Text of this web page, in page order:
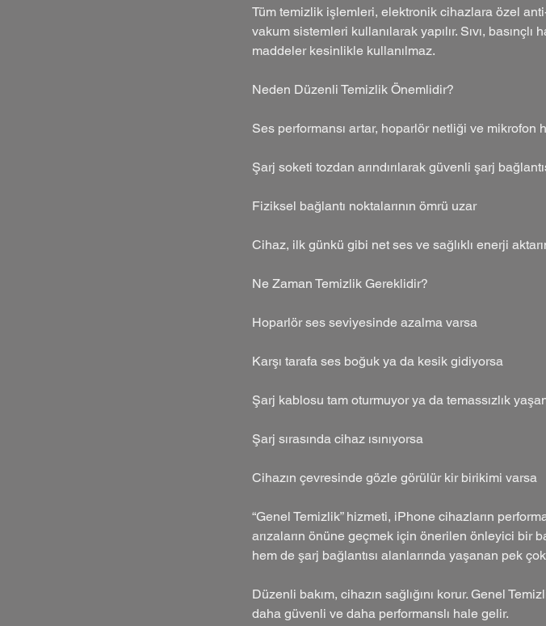
Tüm temizlik işlemleri, elektronik cihazlara özel
vakum sistemleri kullanılarak yapılır. Sıvı,
maddeler kesinlikle kullanılmaz.
Neden Düzenli Temizlik Önemlidir?
Ses performansı artar, hoparlör netliği ve mikrofon
Şarj soketi tozdan arındırılarak güvenli şarj
Fiziksel bağlantı noktalarının ömrü uzar
Cihaz, ilk günkü gibi net ses ve sağlıklı enerji
Ne Zaman Temizlik Gereklidir?
Hoparlör ses seviyesinde azalma varsa
Karşı tarafa ses boğuk ya da kesik gidiyorsa
Şarj kablosu tam oturmuyor ya da temassızlık
Şarj sırasında cihaz ısınıyorsa
Cihazın çevresinde gözle görülür kir birikimi varsa
“Genel Temizlik” hizmeti, iPhone cihazların
arızaların önüne geçmek için önerilen önleyici bir
hem de şarj bağlantısı alanlarında yaşanan pek
Düzenli bakım, cihazın sağlığını korur. Genel
daha güvenli ve daha performanslı hale gelir.